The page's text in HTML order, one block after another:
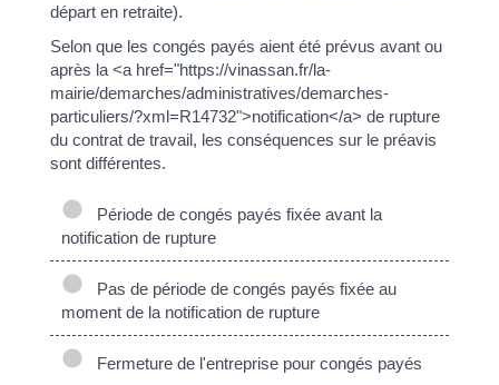
départ en retraite).
Selon que les congés payés aient été prévus avant ou
après la <a href="https://vinassan.fr/la-
mairie/demarches/administratives/demarches-
particuliers/?xml=R14732">notification</a> de rupture
du contrat de travail, les conséquences sur le préavis
sont différentes.
Période de congés payés fixée avant la
notification de rupture
Pas de période de congés payés fixée au
moment de la notification de rupture
Fermeture de l'entreprise pour congés payés